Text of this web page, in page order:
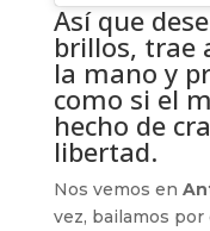
Así que
brillos, trae
la mano y
como si el
hecho de
libertad.
Nos vemos en
vez, bailamos